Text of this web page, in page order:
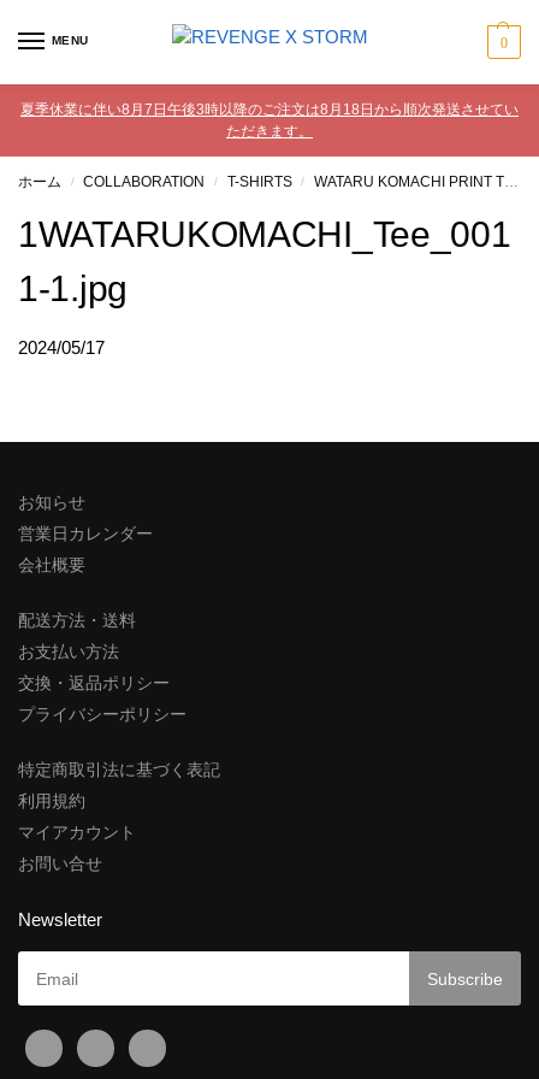
MENU 0
夏季休業に伴い8月7日午後3時以降のご注文は8月18日から順次発送させてい
ただきます。
ホーム / COLLABORATION / T-SHIRTS / WATARU KOMACHI PRINT TEE #1
1WATARUKOMACHI_Tee_001
1-1.jpg
2024/05/17
お知らせ
営業日カレンダー
会社概要
配送方法・送料
お支払い方法
交換・返品ポリシー
プライバシーポリシー
特定商取引法に基づく表記
利用規約
マイアカウント
お問い合せ
Newsletter